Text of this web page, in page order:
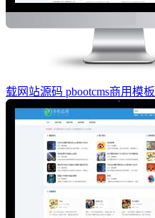
载网站源码 pbootcms商用模板